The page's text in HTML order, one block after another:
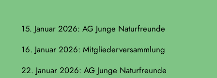
15. Januar 2026: AG Junge Naturfreunde
16. Januar 2026: Mitgliederversammlung
22. Januar 2026: AG Junge Naturfreunde